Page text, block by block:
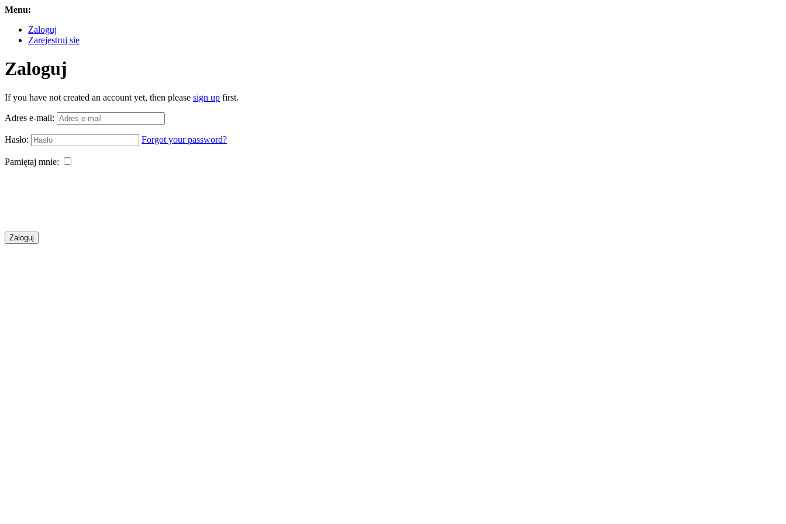
Menu:
Zaloguj
Zarejestruj się
Zaloguj
If you have not created an account yet, then please sign up first.
Adres e-mail:
Hasło: Forgot your password?
Pamiętaj mnie:
Zaloguj